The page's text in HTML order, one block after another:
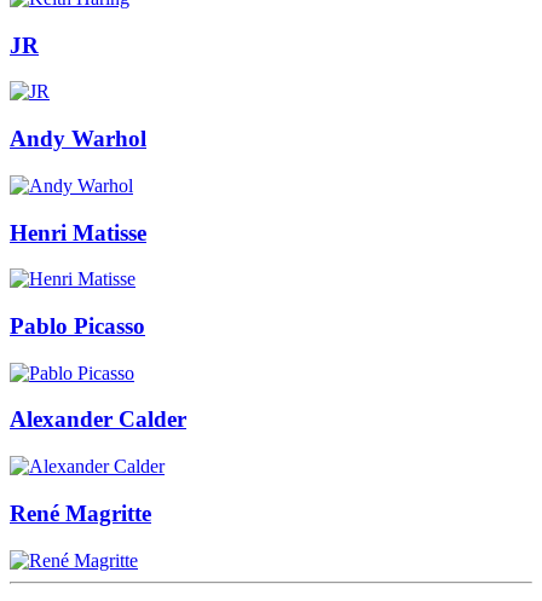
JR
Andy Warhol
Henri Matisse
Pablo Picasso
Alexander Calder
René Magritte